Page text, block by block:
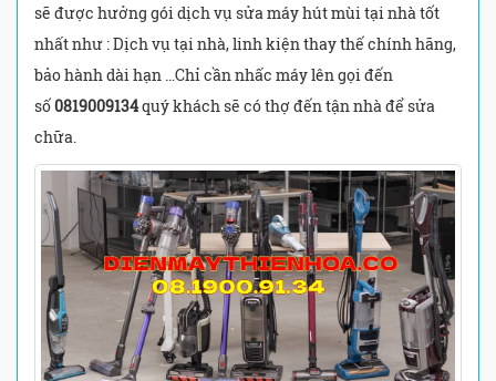
sẽ được hưởng gói dịch vụ sửa máy hút mùi tại nhà tốt
nhất như : Dịch vụ tại nhà, linh kiện thay thế chính hãng,
bảo hành dài hạn …Chỉ cần nhấc máy lên gọi đến
số0819009134quý khách sẽ có thợ đến tận nhà để sửa
chữa.